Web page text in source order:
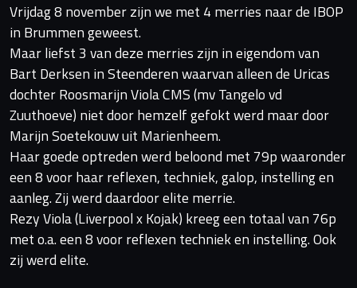
Vrijdag 8 november zijn we met 4 merries naar de IBOP
in Brummen geweest.
Maar liefst 3 van deze merries zijn in eigendom van
Bart Derksen in Steenderen waarvan alleen de Uricas
dochter Roosmarijn Viola CMS (mv Tangelo vd
Zuuthoeve) niet door hemzelf gefokt werd maar door
Marijn Soetekouw uit Marienheem.
Haar goede optreden werd beloond met 79p waaronder
een 8 voor haar reflexen, techniek, galop, instelling en
aanleg. Zij werd daardoor elite merrie.
Rezy Viola (Liverpool x Kojak) kreeg een totaal van 76p
met o.a. een 8 voor reflexen techniek en instelling. Ook
zij werd elite.